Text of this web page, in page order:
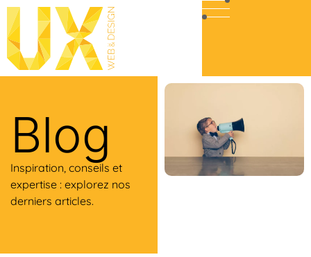
Blog
Inspiration, conseils et
expertise : explorez nos
derniers articles.